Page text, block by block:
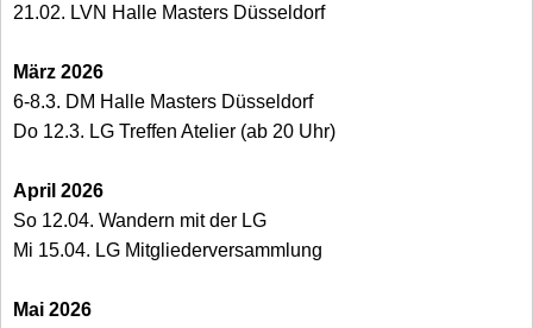
21.02. LVN Halle Masters Düsseldorf
März 2026
6-8.3. DM Halle Masters Düsseldorf
Do 12.3. LG Treffen Atelier (ab 20 Uhr)
April 2026
So 12.04. Wandern mit der LG
Mi 15.04. LG Mitgliederversammlung
Mai 2026